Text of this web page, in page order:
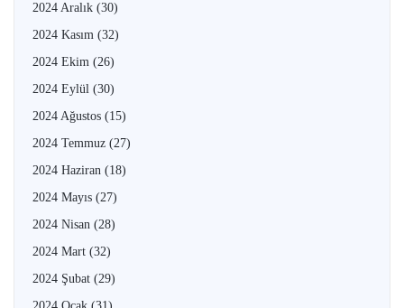
2024 Aralık (30)
2024 Kasım (32)
2024 Ekim (26)
2024 Eylül (30)
2024 Ağustos (15)
2024 Temmuz (27)
2024 Haziran (18)
2024 Mayıs (27)
2024 Nisan (28)
2024 Mart (32)
2024 Şubat (29)